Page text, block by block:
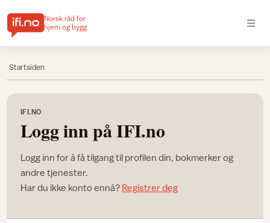
Norsk råd for
hjem og bygg
Startsiden
IFI.NO
Logg inn på IFI.no
Logg inn for å få tilgang til profilen din, bokmerker og
andre tjenester.
Har du ikke konto ennå? Registrer deg